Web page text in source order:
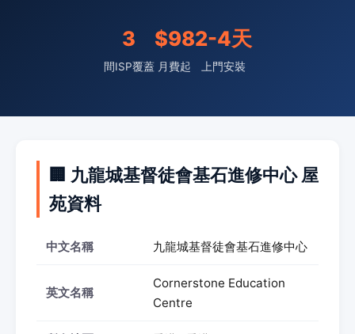
3
間ISP覆蓋
$98
月費起
2-4天
上門安裝
🏢 九龍城基督徒會基石進修中心 屋
苑資料
中文名稱 九龍城基督徒會基石進修中心
英文名稱
Cornerstone Education
Centre